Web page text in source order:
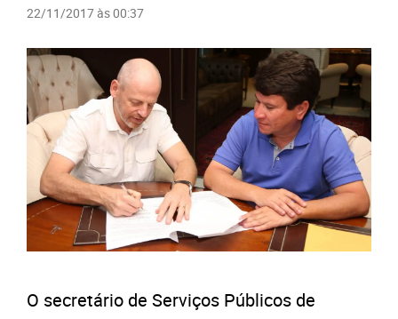
22/11/2017 às 00:37
O secretário de Serviços Públicos de